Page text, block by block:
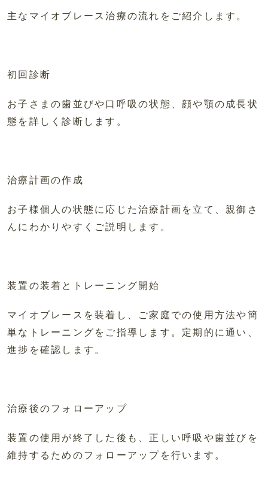
主なマイオブレース治療の流れをご紹介します。
初回診断
お子さまの歯並びや口呼吸の状態、顔や顎の成長状
態を詳しく診断します。
治療計画の作成
お子様個人の状態に応じた治療計画を立て、親御さ
んにわかりやすくご説明します。
装置の装着とトレーニング開始
マイオブレースを装着し、ご家庭での使用方法や簡
単なトレーニングをご指導します。定期的に通い、
進捗を確認します。
治療後のフォローアップ
装置の使用が終了した後も、正しい呼吸や歯並びを
維持するためのフォローアップを行います。